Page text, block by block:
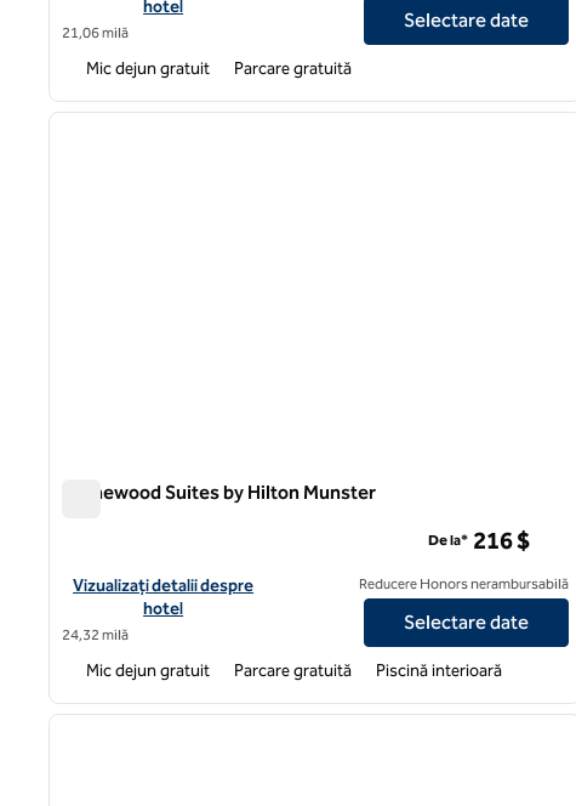
hotel
21,06 milă
Selectare date
Mic dejun gratuit Parcare gratuită
1 din 11
Homewood Suites by Hilton Munster
Vizualizați detaliile hotelului pentru Homewood Suites by Hilton
Vizualizați detalii despre
hotel
24,32 milă
De la* 216 $
Reducere Honors nerambursabilă
Selectare date
Mic dejun gratuit Parcare gratuită Piscină interioară
1 din 12